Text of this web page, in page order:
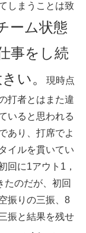
しまうことは致
ーム状態
事をし続
い。
現時点
打者とはまた違
いると思われる
あり、打席でよ
イルを貫いてい
回に1アウト1，
たのだが、初回
振りの三振、8
振と結果を残せ